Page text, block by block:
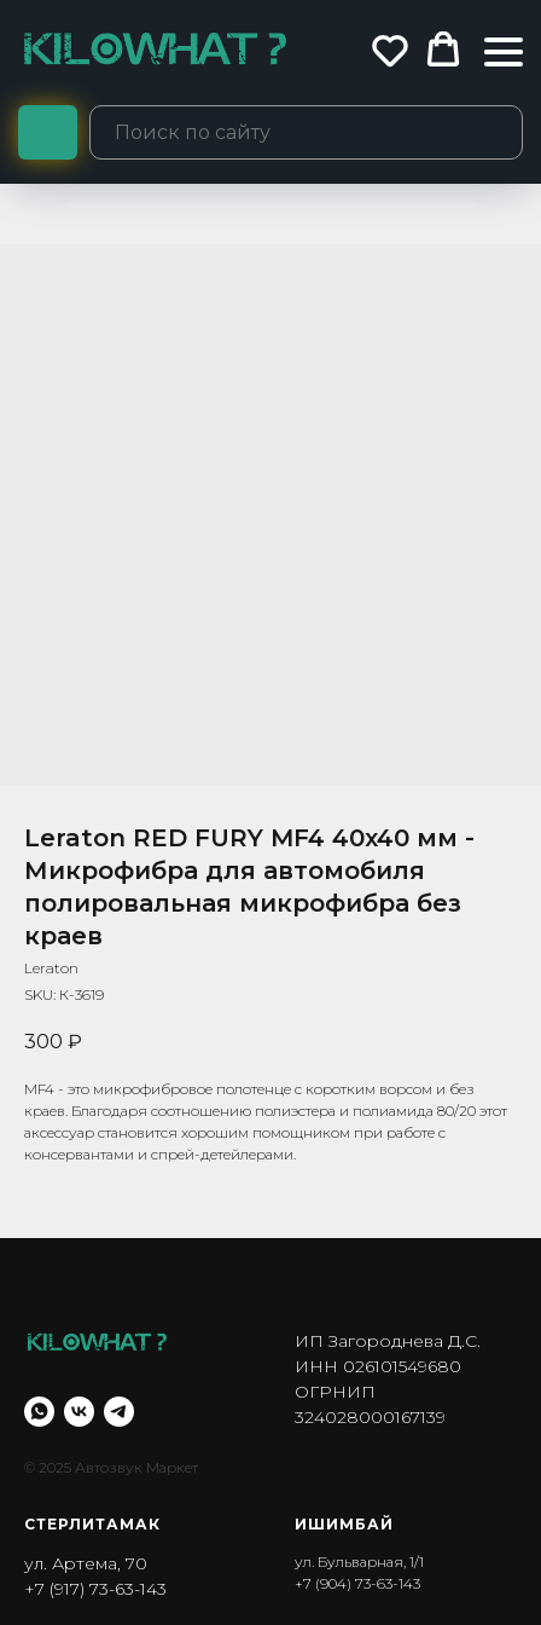
Leraton RED FURY MF4 40x40 мм -
Микрофибра для автомобиля
полировальная микрофибра без
краев
Leraton
SKU: К-3619
300 ₽
MF4 - это микрофибровое полотенце с коротким ворсом и без
краев. Благодаря соотношению полиэстера и полиамида 80/20 этот
аксессуар становится хорошим помощником при работе с
консервантами и спрей-детейлерами.
© 2025 Автозвук Маркет
ИП Загороднева Д.С.
ИНН 026101549680
ОГРНИП
324028000167139
СТЕРЛИТАМАК
ул. Артема, 70
+7 (917) 73-63-143
ИШИМБА Й
ул. Бульварная, 1/1
+7 (904) 73-63-143